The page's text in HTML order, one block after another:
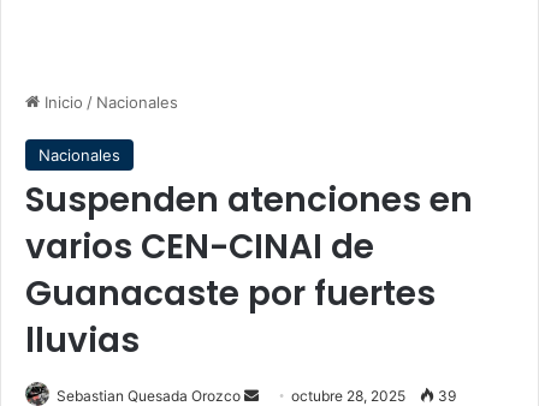
Inicio / Nacionales
Nacionales
Suspenden atenciones en
varios CEN-CINAI de
Guanacaste por fuertes
lluvias
Sebastian Quesada Orozco
Sendoctubre 28, 2025 39